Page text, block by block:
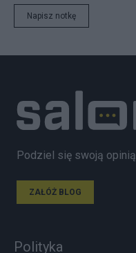
Napisz notkę
Podziel się swoją opinią
ZAŁÓŻ BLOG
Polityka